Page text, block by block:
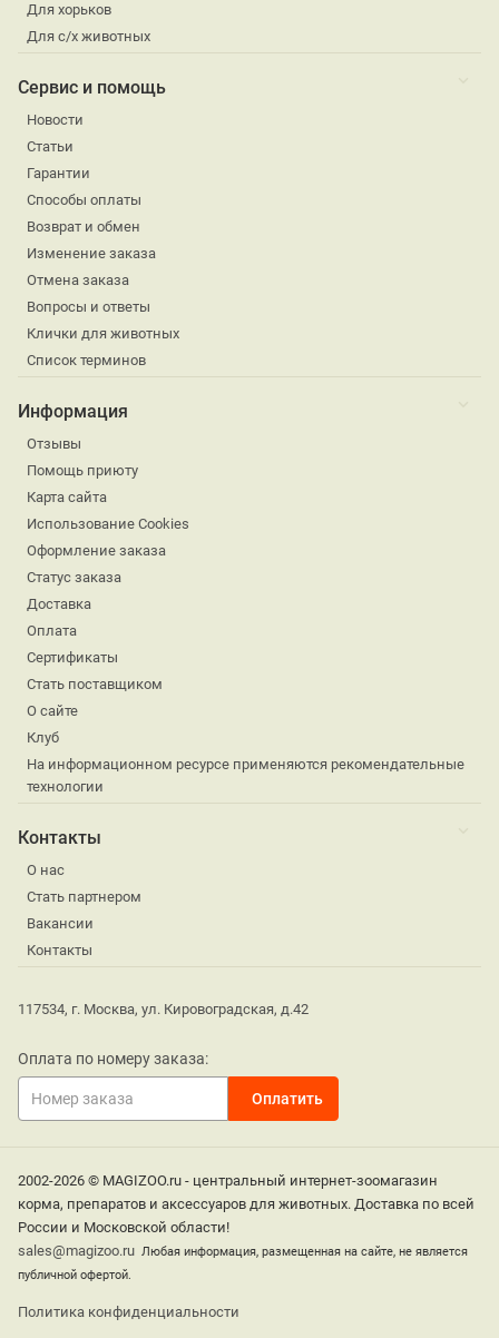
Для хорьков
Для с/х животных
Сервис и помощь
Новости
Статьи
Гарантии
Способы оплаты
Возврат и обмен
Изменение заказа
Отмена заказа
Вопросы и ответы
Клички для животных
Список терминов
Информация
Отзывы
Помощь приюту
Карта сайта
Использование Cookies
Оформление заказа
Статус заказа
Доставка
Оплата
Сертификаты
Стать поставщиком
О сайте
Клуб
На информационном ресурсе применяются рекомендательные
технологии
Контакты
О нас
Стать партнером
Вакансии
Контакты
117534, г. Москва, ул. Кировоградская, д.42
Оплата по номеру заказа:
2002-2026 © MAGIZOO.ru - центральный интернет-зоомагазин
корма, препаратов и аксессуаров для животных. Доставка по всей
России и Московской области!
sales@magizoo.ru Любая информация, размещенная на сайте, не является
публичной офертой.
Политика конфиденциальности